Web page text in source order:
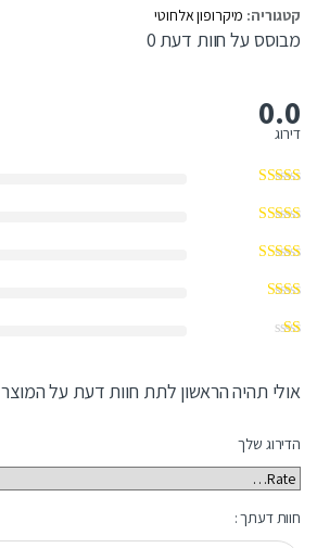
קטגוריה: מיקרופון אלחוטי
מבוסס על חוות דעת 0
0.0
דירוג
אולי תהיה הראשון לתת חוות דעת על המוצר
הדירוג שלך
חוות דעתך :